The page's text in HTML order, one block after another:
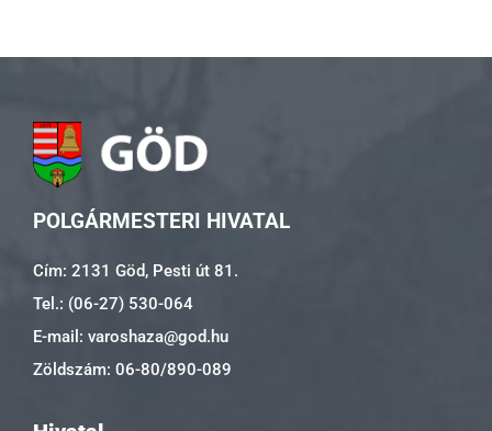
POLGÁRMESTERI HIVATAL
Cím: 2131 Göd, Pesti út 81.
Tel.: (06-27) 530-064
E-mail: varoshaza@god.hu
Zöldszám: 06-80/890-089